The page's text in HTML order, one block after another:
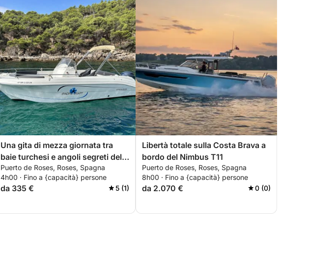
Una gita di mezza giornata tra
baie turchesi e angoli segreti del
Mediterraneo.
Puerto de Roses, Roses, Spagna
4h00 · Fino a {capacità} persone
da 335 € 5 (1)
Libertà totale sulla Costa Brava a
bordo del Nimbus T11
Puerto de Roses, Roses, Spagna
8h00 · Fino a {capacità} persone
da 2.070 € 0 (0)